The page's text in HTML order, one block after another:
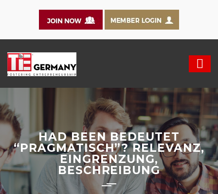
HAD BEEN BEDEUTET
“PRAGMATISCH”? RELEVANZ,
EINGRENZUNG,
BESCHREIBUNG